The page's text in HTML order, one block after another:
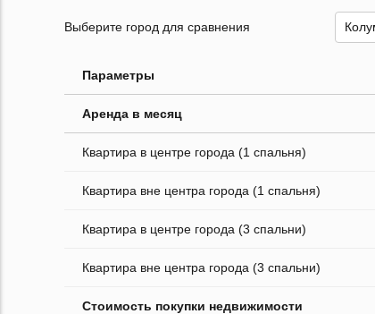
Выберите город для сравнения
Параметры
Аренда в месяц
Квартира в центре города (1 спальня)
Квартира вне центра города (1 спальня)
Квартира в центре города (3 спальни)
Квартира вне центра города (3 спальни)
Стоимость покупки недвижимости